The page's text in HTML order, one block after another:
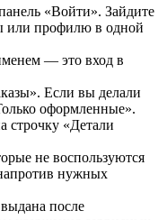
«Войти». Зайдите
или профилю в одной
— это вход в
Если вы делали
оформленные».
строчку «Детали
не воспользуются
нужных
после